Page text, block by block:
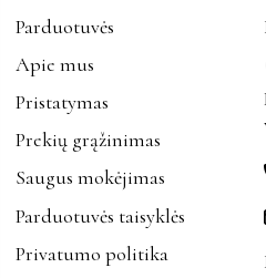
Parduotuvės
Apie mus
Pristatymas
Prekių grąžinimas
Saugus mokėjimas
Parduotuvės taisyklės
Privatumo politika